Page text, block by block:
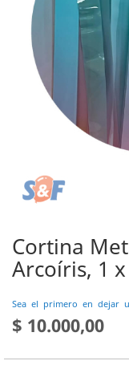
Cortina
Arcoíris, 1
Sea el primero en dejar
$ 10.000,00
Saltar
comienzo
la
galería